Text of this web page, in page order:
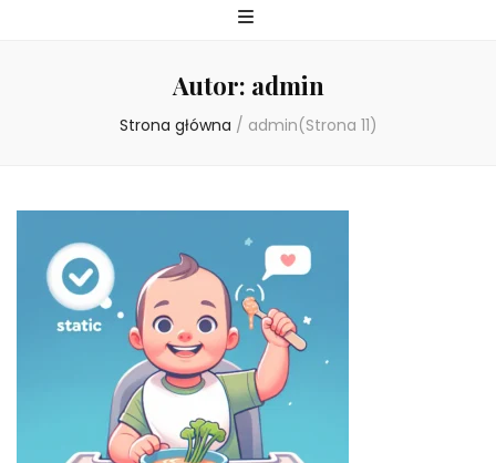
Autor: admin
Strona główna / admin(Strona 11)